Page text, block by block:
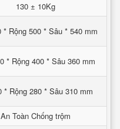
130 ± 10Kg
* Rộng 500 * Sâu * 540 mm
* Rộng 400 * Sâu 360 mm
* Rộng 280 * Sâu 310 mm
An Toàn Chống trộm